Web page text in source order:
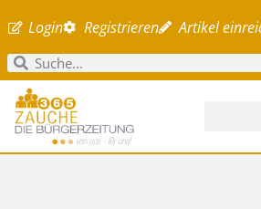
Login Registrieren Artikel